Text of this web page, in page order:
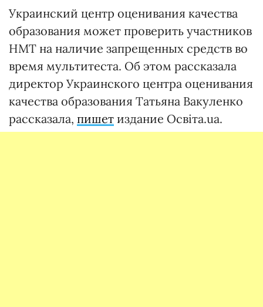
Украинский центр оценивания качества
образования может проверить участников
НМТ на наличие запрещенных средств во
время мультитеста. Об этом рассказала
директор Украинского центра оценивания
качества образования Татьяна Вакуленко
рассказала, пишет издание Освіта.ua.